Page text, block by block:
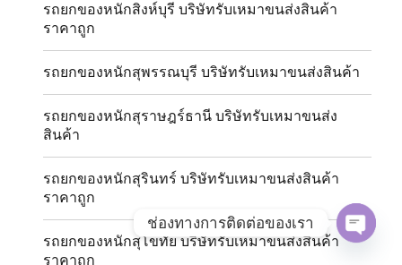
รถยกของหนักสิงห์บุรี บริษัทรับเหมาขนส่งสินค้า
ราคาถูก
รถยกของหนักสุพรรณบุรี บริษัทรับเหมาขนส่งสินค้า
รถยกของหนักสุราษฎร์ธานี บริษัทรับเหมาขนส่ง
สินค้า
รถยกของหนักสุรินทร์ บริษัทรับเหมาขนส่งสินค้า
ราคาถูก
รถยกของหนักสุโขทัย บริษัทรับเหมาขนส่งสินค้า
ราคาถูก
ช่องทางการติดต่อของเรา
OPEN